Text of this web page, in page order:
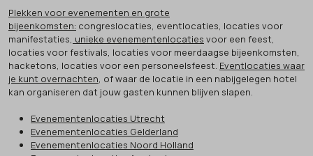
Plekken voor evenementen en grote
bijeenkomsten: congreslocaties, eventlocaties, locaties voor
manifestaties, unieke evenementenlocaties voor een feest,
locaties voor festivals, locaties voor meerdaagse bijeenkomsten,
hacketons, locaties voor een personeelsfeest. Eventlocaties waar
je kunt overnachten, of waar de locatie in een nabijgelegen hotel
kan organiseren dat jouw gasten kunnen blijven slapen.
Evenementenlocaties Utrecht
Evenementenlocaties Gelderland
Evenementenlocaties Noord Holland